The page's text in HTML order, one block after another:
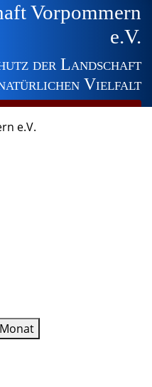
der Landschaft
Vielfalt
Vorpommern
e.V.